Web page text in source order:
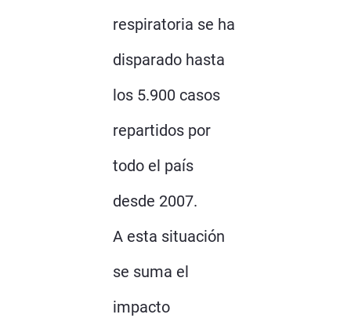
respiratoria se ha
disparado hasta
los 5.900 casos
repartidos por
todo el país
desde 2007.
A esta situación
se suma el
impacto